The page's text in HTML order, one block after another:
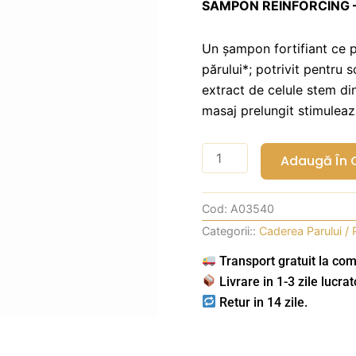
SAMPON
Un șampon fortifiant ce
părului*; potrivit pentru
extract de celule stem
masaj prelungit
Cantitate
Sampon
Anticadere
pentru
Scalp
Gras
-
Framesi
Adaugă În
Cod: A03540
Categorii:: Caderea Parului /
Transport gratuit la
Livrare in 1-3 zile
Retur in 14 zile.